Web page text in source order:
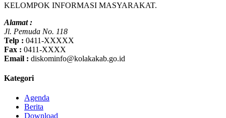
KELOMPOK INFORMASI MASYARAKAT.
Alamat :
Jl. Pemuda No. 118
Telp : 0411-XXXXX
Fax : 0411-XXXX
Email : diskominfo@kolakakab.go.id
Kategori
Agenda
Berita
Download